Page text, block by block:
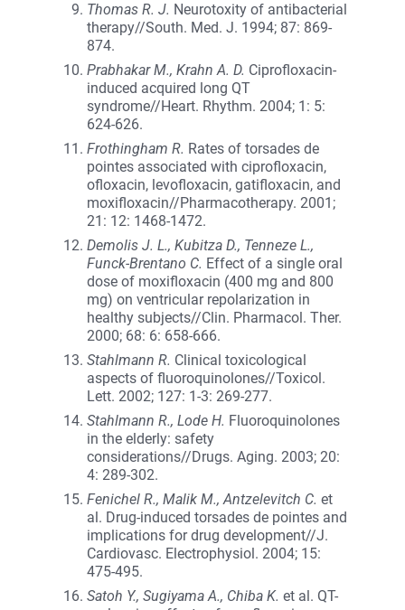
Thomas R. J. Neurotoxity of antibacterial
therapy//South. Med. J. 1994; 87: 869-
874.
Prabhakar M., Krahn A. D. Ciprofloxacin-
induced acquired long QT
syndrome//Heart. Rhythm. 2004; 1: 5:
624-626.
Frothingham R. Rates of torsades de
pointes associated with ciprofloxacin,
ofloxacin, levofloxacin, gatifloxacin, and
moxifloxacin//Pharmacotherapy. 2001;
21: 12: 1468-1472.
Demolis J. L., Kubitza D., Tenneze L.,
Funck-Brentano C. Effect of a single oral
dose of moxifloxacin (400 mg and 800
mg) on ventricular repolarization in
healthy subjects//Clin. Pharmacol. Ther.
2000; 68: 6: 658-666.
Stahlmann R. Clinical toxicological
aspects of fluoroquinolones//Toxicol.
Lett. 2002; 127: 1-3: 269-277.
Stahlmann R., Lode H. Fluoroquinolones
in the elderly: safety
considerations//Drugs. Aging. 2003; 20:
4: 289-302.
Fenichel R., Malik M., Antzelevitch C. et
al. Drug-induced torsades de pointes and
implications for drug development//J.
Cardiovasc. Electrophysiol. 2004; 15:
475-495.
Satoh Y., Sugiyama A., Chiba K. et al. QT-